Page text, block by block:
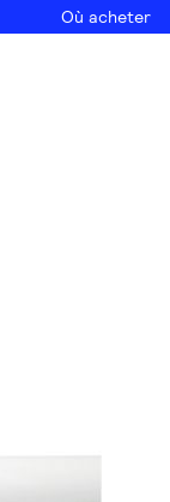
Où acheter